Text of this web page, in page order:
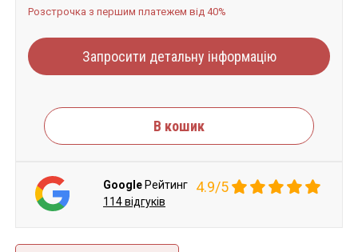
Розстрочка з першим платежем від 40%
Запросити детальну інформацію
В кошик
Google Рейтинг 4.9/5
114 відгуків